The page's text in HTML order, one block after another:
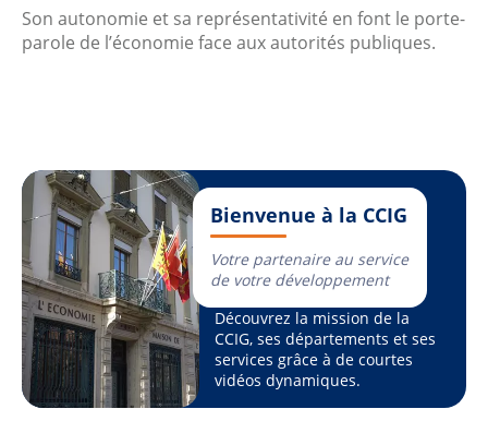
Son autonomie et sa représentativité en font le porte-
parole de l’économie face aux autorités publiques.
Bienvenue à la CCIG
Votre partenaire au service
de votre développement
Découvrez la mission de la
CCIG, ses départements et ses
services grâce à de courtes
vidéos dynamiques.